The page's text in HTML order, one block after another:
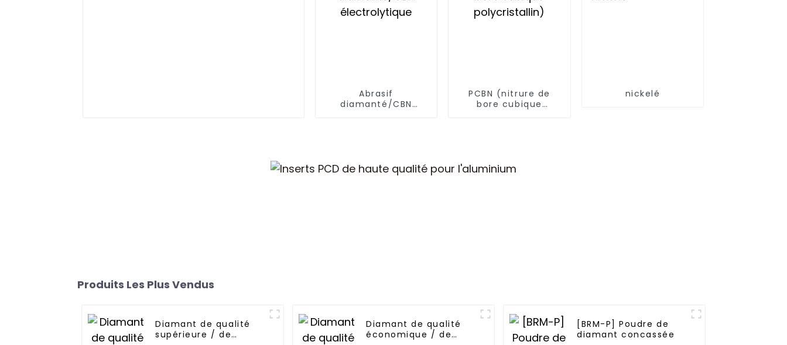
Abrasif
diamanté/CBN
PCBN (nitrure de
bore cubique
nickelé
Produits Les Plus Vendus
Diamant de qualité
supérieure / de
Diamant de qualité
économique / de
[BRM-P] Poudre de
diamant concassée